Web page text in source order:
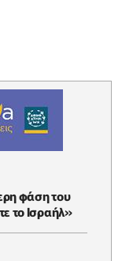
φάση του
το Ισραήλ»